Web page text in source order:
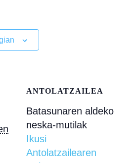
ANTOLATZAILEA
Batasunaren aldeko
neska-mutilak
Ikusi
Antolatzailearen